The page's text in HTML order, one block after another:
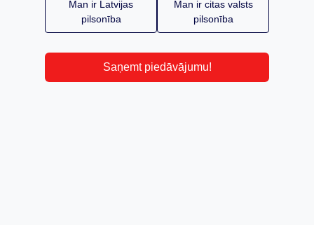
Man ir Latvijas
pilsonība
Man ir citas valsts
pilsonība
Saņemt piedāvājumu!